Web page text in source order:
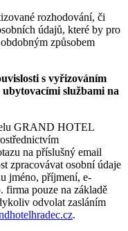
rozhodování, či
údajů, které by pro
způsobem
s vyřizováním
službami na
GRAND HOTEL
na příslušný email
zpracovávat osobní údaje
jméno, příjmení, e-
firma pouze na základě
odvolat zasláním
.